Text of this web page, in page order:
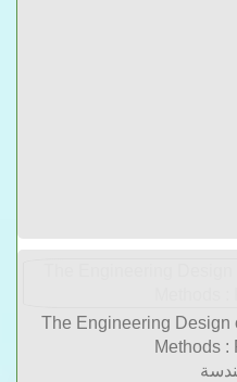
The Engineering Design
Methods :